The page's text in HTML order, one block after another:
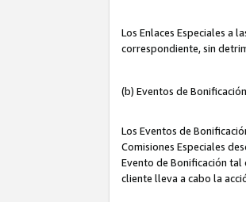
Los Enlaces Especiales a
correspondiente, sin
(b) Eventos de Bonificación
Los Eventos de
Comisiones Especiales
Evento de Bonificación tal
cliente lleva a cabo la